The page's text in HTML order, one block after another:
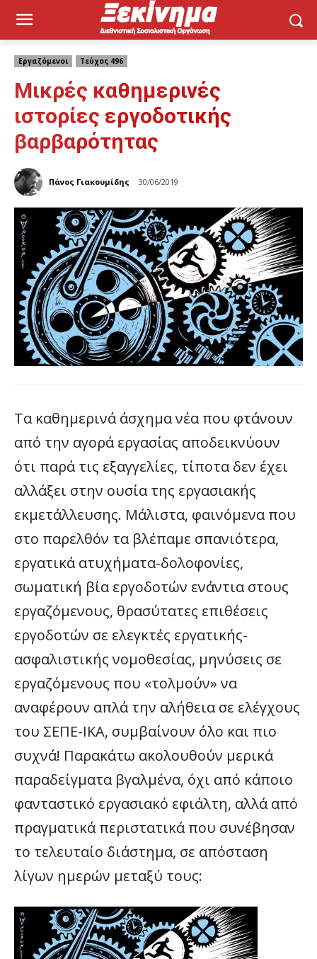
Εργαζόμενοι Τεύχος 496
Μικρές καθημερινές
ιστορίες εργοδοτικής
βαρβαρότητας
Πάνος Γιακουμίδης 30/06/2019
Τα καθημερινά άσχημα νέα που φτάνουν
από την αγορά εργασίας αποδεικνύουν
ότι παρά τις εξαγγελίες, τίποτα δεν έχει
αλλάξει στην ουσία της εργασιακής
εκμετάλλευσης. Μάλιστα, φαινόμενα που
στο παρελθόν τα βλέπαμε σπανιότερα,
εργατικά ατυχήματα-δολοφονίες,
σωματική βία εργοδοτών ενάντια στους
εργαζόμενους, θρασύτατες επιθέσεις
εργοδοτών σε ελεγκτές εργατικής-
ασφαλιστικής νομοθεσίας, μηνύσεις σε
εργαζόμενους που «τολμούν» να
αναφέρουν απλά την αλήθεια σε ελέγχους
του ΣΕΠΕ-ΙΚΑ, συμβαίνουν όλο και πιο
συχνά! Παρακάτω ακολουθούν μερικά
παραδείγματα βγαλμένα, όχι από κάποιο
φανταστικό εργασιακό εφιάλτη, αλλά από
πραγματικά περιστατικά που συνέβησαν
το τελευταίο διάστημα, σε απόσταση
λίγων ημερών μεταξύ τους: